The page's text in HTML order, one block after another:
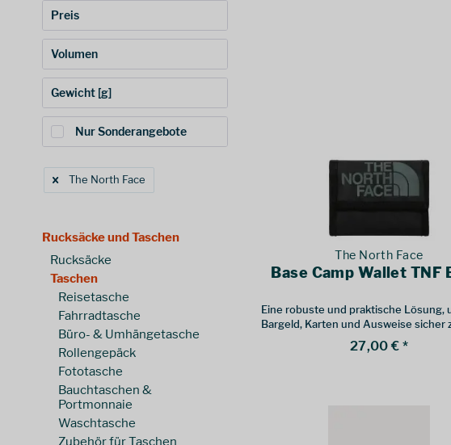
Aevor
Arc'teryx(6)
Bach
CAMP4(1)
Chrome
Cocoon(5)
Coghlans(1)
Eagle Creek(
Fidlock(2)
Fjällräven
Matador
Ortlieb
128
Osprey(9)
Otinga(1
Paprcuts(4)
Patagonia
Preis
von1,20 €bis360,00 €
Volumen
von0 lbis120 l
Gewicht [g]
von20 gbis3500 g
Nur Sonderangebote
The North Face
Rucksäcke und Taschen
Rucksäcke
Taschen
Reisetasche
Fahrradtasche
Büro- & Umhängetasche
Rollengepäck
Fototasche
Bauchtaschen &
Portmonnaie
Waschtasche
Zubehör für Taschen
The North Face
Base Camp Wallet TNF
Eine robuste und praktische Lösung,
Bargeld, Karten und Ausweise sicher
27,00 € *